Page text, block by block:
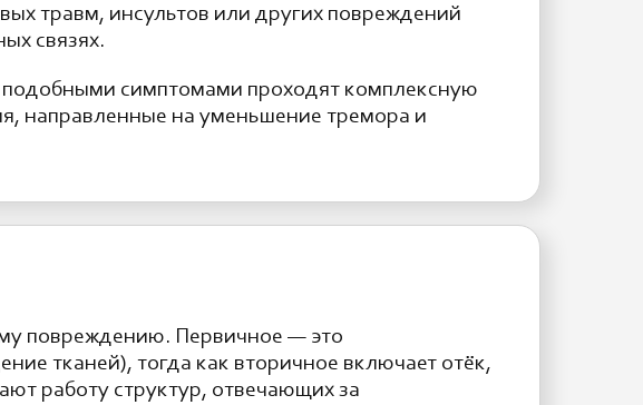
травм, инсультов или других повреждений
связях.
подобными симптомами проходят комплексную
направленные на уменьшение тремора и
повреждению. Первичное — это
тканей), тогда как вторичное включает отёк,
работу структур, отвечающих за